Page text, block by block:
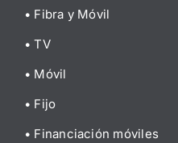
• Fibra y Móvil
• TV
• Móvil
• Fijo
• Financiación móviles